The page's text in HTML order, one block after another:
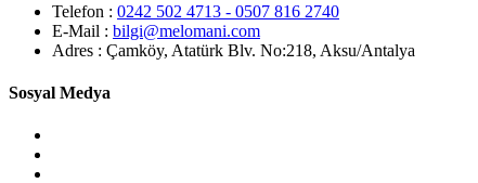
Telefon : 0242 502 4713 - 0507 816 2740
E-Mail : bilgi@melomani.com
Adres : Çamköy, Atatürk Blv. No:218, Aksu/Antalya
Sosyal Medya